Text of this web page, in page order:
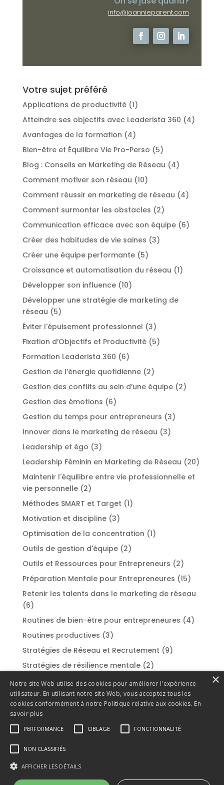
info@joannieparent.com
Votre sujet préféré
Applications de productivité(1)
Atteindre ses objectifs avec Leaderista 360 (4)
Avantages de la formation (4)
Bien-être et Équilibre Vie Pro-Perso (5)
Blog : Conseils en Marketing de Réseau (4)
Comment motiver son réseau (10)
Comment réussir en marketing de réseau (4)
Comment surmonter les obstacles (2)
Communication efficace avec son équipe(6)
Créer des habitudes de vie saines (3)
Créer une équipe performante(5)
Croissance et automatisation du réseau (1)
Développer son influence(10)
Développer une stratégie de marketing de
réseau (5)
Éviter l'épuisement professionnel (3)
Fixation d’Objectifs et Productivité(5)
Formation Leaderista 360 (6)
Gestion de l’énergie quotidienne(2)
Gestion des conflits au sein d’une équipe(2)
Gestion des émotions (6)
Gestion du temps pour entrepreneurs (3)
Innover dans le marketing de réseau (3)
Leadership et égo (3)
Leadership Féminin en Marketing de Réseau (20)
Maintenir l'équilibre entre vie professionnelle et
vie personnelle(2)
Méthodes SMART et Target (1)
Motivation et discipline(3)
Optimisation de la concentration (1)
Outils de gestion d'équipe(2)
Outils et Ressources pour Entrepreneurs (2)
Préparation Mentale pour Entrepreneures (15)
Retenir les talents dans le marketing de réseau
(6)
Routines de bien-être pour entrepreneures (4)
Routines productives (3)
Stratégies de Réseau et Recrutement (9)
Stratégies de résilience mentale(2)
Styles de leadership(2)
Success Stories et Témoignages(1)
Surmonter la procrastination
Techniques de gestion du stress(2)
Témoignages et réussites
×
Notre site Web utilise des cookies pour améliorer l'expérience
utilisateur. En utilisant notre site Web, vous acceptez tous les
cookies conformément à notre Politique relative aux cookies. En
savoir plus
PERFORMANCE CIBLAGE FONCTIONNALITÉ
NON CLASSIFIÉS
AFFICHER LES DÉTAILS